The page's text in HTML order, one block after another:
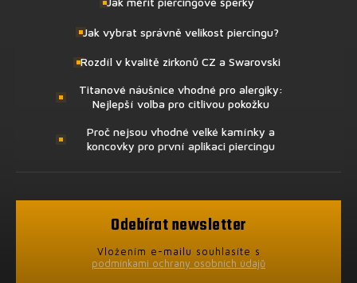
Jak vybrat správně velikost piercingu?
Rozdíl v kvalitě zirkonů CZ a Swarovski
Titanové náušnice vhodné pro alergiky:
Nejlepší volba pro citlivou pokožku
Proč nejsou vhodné velké kamínky a
koncovky pro první aplikaci piercingu
Odebírat newsletter
Vložením e-mailu souhlasíte s
podmínkami ochrany osobních údajů